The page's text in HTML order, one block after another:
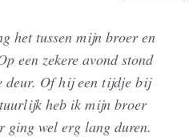
het tussen mijn broer en
een zekere avond stond
Of hij een tijdje bij
heb ik mijn broer
ging wel erg lang duren.